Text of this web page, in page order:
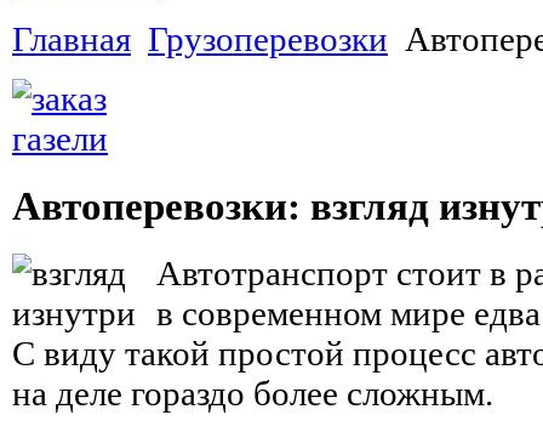
Главная Грузоперевозки
Автоперевозки: взгляд
Автотранспорт стоит в
в современном мире
С виду такой простой процесс
на деле гораздо более сложным.